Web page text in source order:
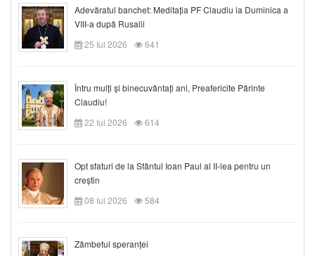
Adevăratul banchet: Meditația PF Claudiu la Duminica a
VIII-a după Rusalii
25 Iul 2026
641
Întru mulți și binecuvântați ani, Preafericite Părinte
Claudiu!
22 Iul 2026
614
Opt sfaturi de la Sfântul Ioan Paul al II-lea pentru un
creștin
08 Iul 2026
584
Zâmbetul speranței